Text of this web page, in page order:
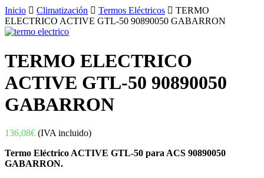
Inicio
Climatización Termos Eléctricos
TERMO
ELECTRICO ACTIVE GTL-50 90890050 GABARRON
TERMO ELECTRICO
ACTIVE GTL-50 90890050
GABARRON
136,08€ (IVA incluido)
Termo Eléctrico ACTIVE GTL-50 para ACS 90890050
GABARRON.